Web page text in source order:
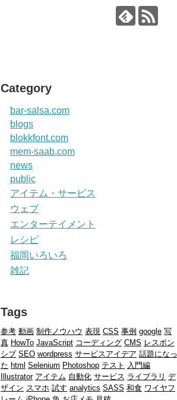
Category
bar-salsa.com
blogs
blokkfont.com
mem-saab.com
news
public
アイテム・サービス
ウェブ
エンターテイメント
レシピ
福岡いろいろ
雑記
Tags
参考 動画 制作ノウハウ 表現 CSS 事例 google 写
真 HowTo JavaScript コーディング CMS レスポン
シブ SEO wordpress サービスアイデア 話題になっ
た html Selenium Photoshop テスト 入門編
Illustrator アイテム 自動化 サービス ライブラリ デ
ザイン スマホ 試す analytics SASS 和食 ワイヤフ